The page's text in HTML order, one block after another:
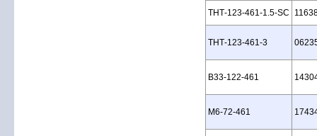
THT‑123‑461‑1.5‑SC
THT‑123‑461‑3
B33‑122‑461
M6‑72‑461